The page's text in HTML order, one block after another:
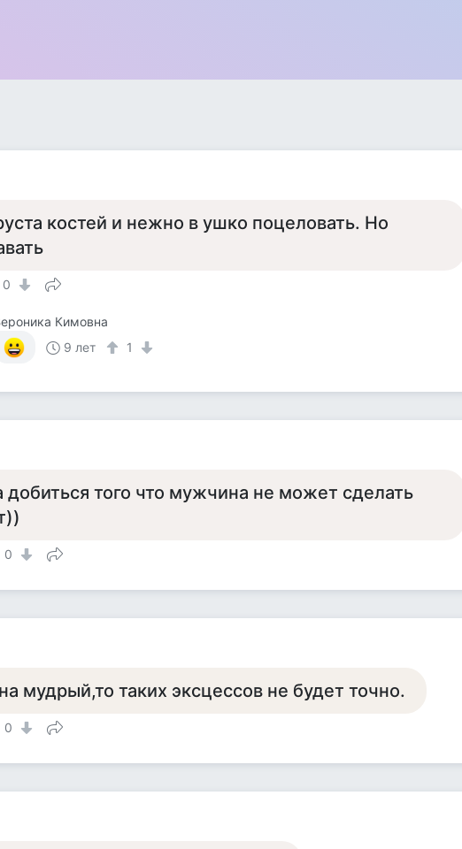
костей и нежно в ушко поцеловать. Но
0
Кимовна
9 лет
1
добиться того что мужчина не может сделать
0
мудрый,то таких эксцессов не будет точно.
0